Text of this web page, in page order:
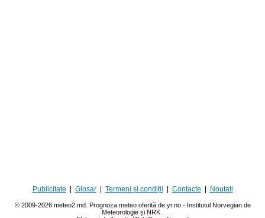
Publicitate Glosar| Termeni și condiții Contacte Noutati
© 2009-2026 meteo2.md. Prognoza meteo oferită de yr.no - Institutul Norvegian de
Meteorologie și NRK